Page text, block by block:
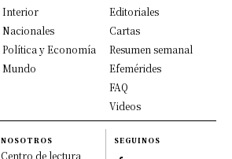
Interior
Nacionales
Política y Economía
Mundo
Editoriales
Cartas
Resumen semanal
Efemérides
FAQ
Videos
NOSOTROS
Centro de lectura
SEGUINOS